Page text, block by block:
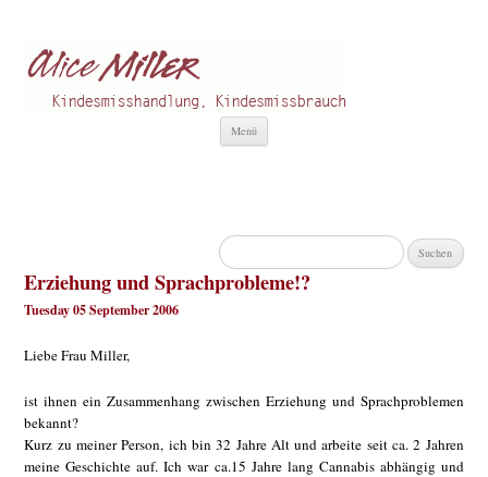
Menü
Suchen
nach:
Erziehung und Sprachprobleme!?
Tuesday 05 September 2006
Liebe Frau Miller,
ist ihnen ein Zusammenhang zwischen Erziehung und Sprachproblemen
bekannt?
Kurz zu meiner Person, ich bin 32 Jahre Alt und arbeite seit ca. 2 Jahren
meine Geschichte auf. Ich war ca.15 Jahre lang Cannabis abhängig und